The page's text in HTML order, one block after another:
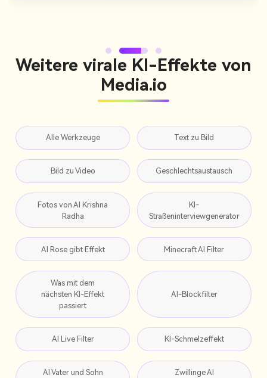
Weitere virale KI-Effekte von
Media.io
Alle Werkzeuge Text zu Bild
Bild zu Video Geschlechtsaustausch
Fotos von AI Krishna
Radha
KI-
Straßeninterviewgenerator
AI Rose gibt Effekt Minecraft AI Filter
Was mit dem
nächsten KI-Effekt
passiert
AI-Blockfilter
AI Live Filter KI-Schmelzeffekt
AI Vater und Sohn
Zwillinge AI